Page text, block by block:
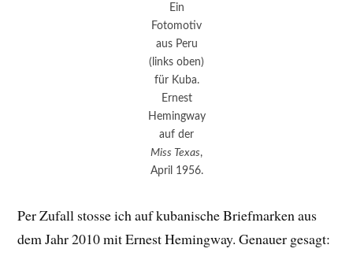
Ein
Fotomotiv
aus Peru
(links oben)
für Kuba.
Ernest
Hemingway
auf der
Miss Texas,
April 1956.
Per Zufall stosse ich auf kubanische Briefmarken aus
dem Jahr 2010 mit Ernest Hemingway. Genauer gesagt: